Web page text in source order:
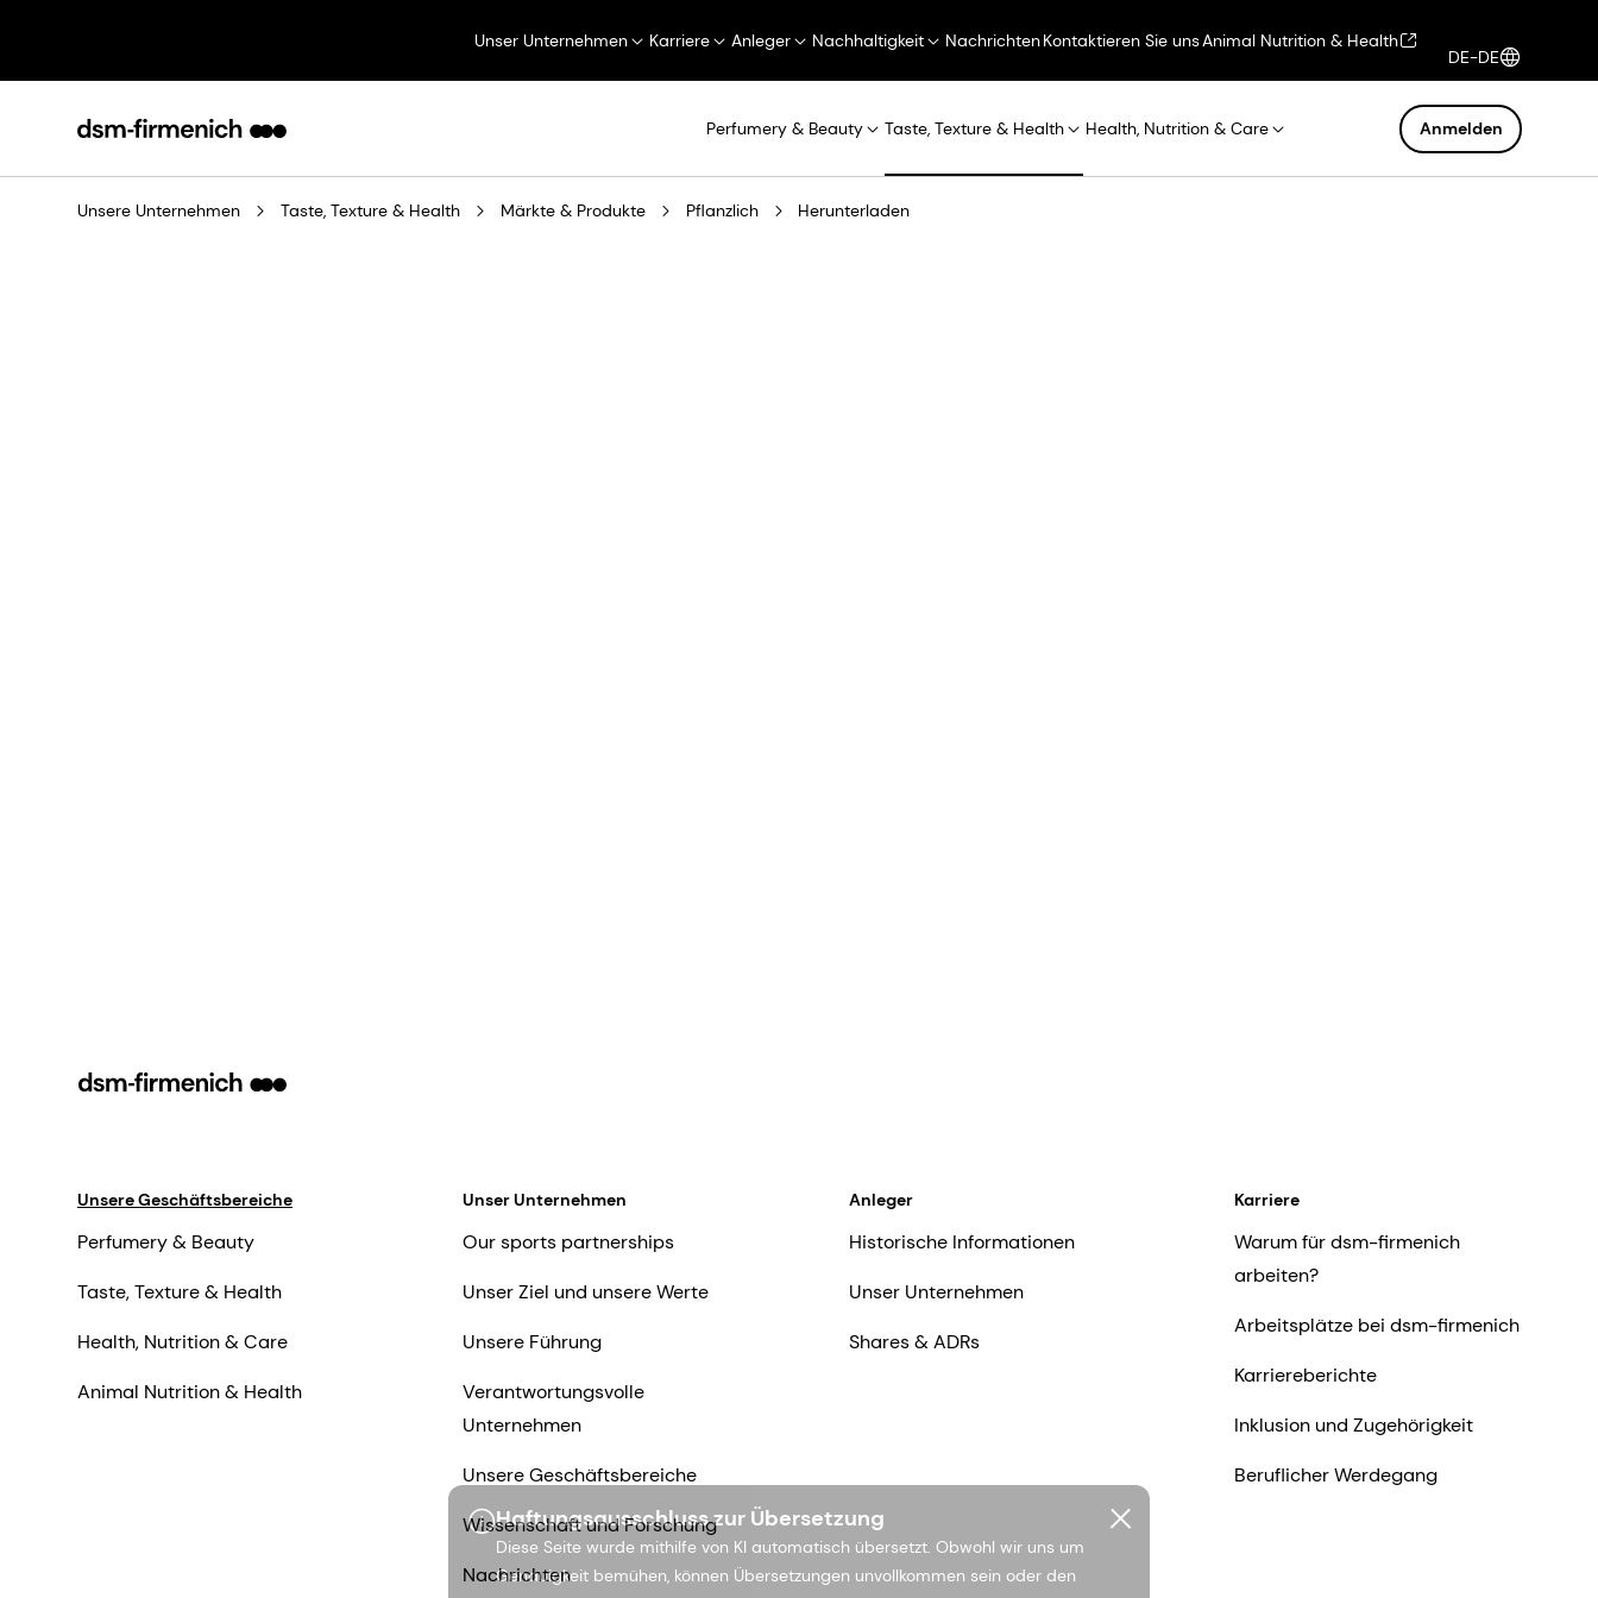
Unser Unternehmen Karriere Anleger Nachhaltigkeit NachrichtenKontaktieren Sie unsAnimal Nutrition & Health
DE-DE
Perfumery & Beauty Taste, Texture & Health Health, Nutrition & Care Anmelden
Unsere Unternehmen Taste, Texture & Health Märkte & Produkte Pflanzlich Herunterladen
Haftungsausschluss zur Übersetzung
Diese Seite wurde mithilfe von KI automatisch übersetzt. Obwohl wir uns um
Genauigkeit bemühen, können Übersetzungen unvollkommen sein oder den
Unsere Geschäftsbereiche
Perfumery & Beauty
Taste, Texture & Health
Health, Nutrition & Care
Animal Nutrition & Health
Unser Unternehmen
Our sports partnerships
Unser Ziel und unsere Werte
Unsere Führung
Verantwortungsvolle
Unternehmen
Unsere Geschäftsbereiche
Wissenschaft und Forschung
Nachrichten
Anleger
Historische Informationen
Unser Unternehmen
Shares & ADRs
Karriere
Warum für dsm-firmenich
arbeiten?
Arbeitsplätze bei dsm-firmenich
Karriereberichte
Inklusion und Zugehörigkeit
Beruflicher Werdegang